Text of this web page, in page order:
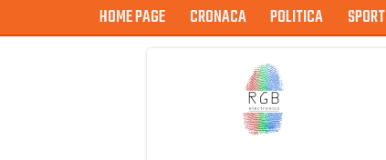
HOME PAGE CRONACA POLITICA SPORT